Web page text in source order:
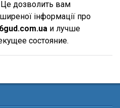
Це дозволить вам
інформації про
и лучше
состояние.